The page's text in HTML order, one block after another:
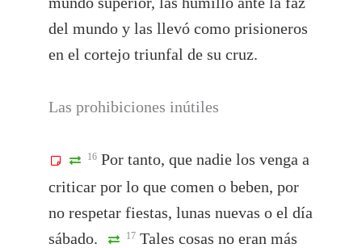
del mundo y las llevó como prisioneros
en el cortejo triunfal de su cruz.
Las prohibiciones inútiles
16 Por tanto, que nadie los venga a
criticar por lo que comen o beben, por
no respetar fiestas, lunas nuevas o el día
sábado.
17 Tales cosas no eran más